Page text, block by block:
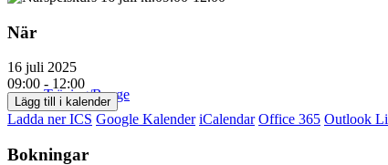
Träning/Range
När
16 juli 2025
09:00 - 12:00
Lägg till i kalender
Ladda ner ICS Google Kalender iCalendar Office 365 Outlook
Bokningar